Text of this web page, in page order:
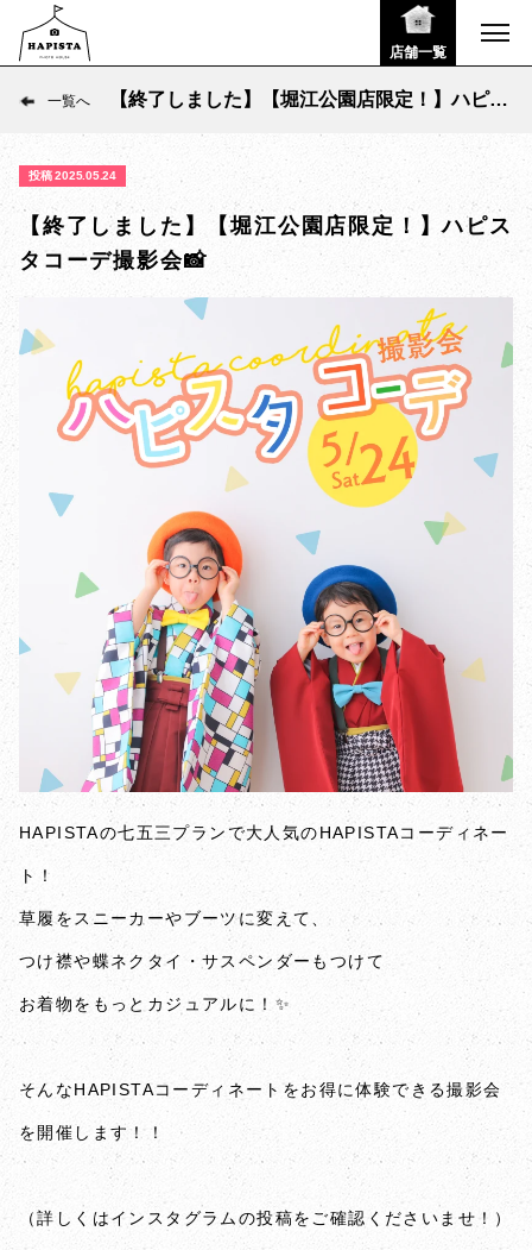
店舗一覧
一覧へ
【終了しました】【堀江公園店限定！】ハピス
投稿 2025.05.24
【終了しました】【堀江公園店限定！】ハピス
タコーデ撮影会📸
HAPISTAの七五三プランで大人気のHAPISTAコーディネー
ト！
草履をスニーカーやブーツに変えて、
つけ襟や蝶ネクタイ・サスペンダーもつけて
お着物をもっとカジュアルに！✨️
そんなHAPISTAコーディネートをお得に体験できる撮影会
を開催します！！
（詳しくはインスタグラムの投稿をご確認くださいませ！）